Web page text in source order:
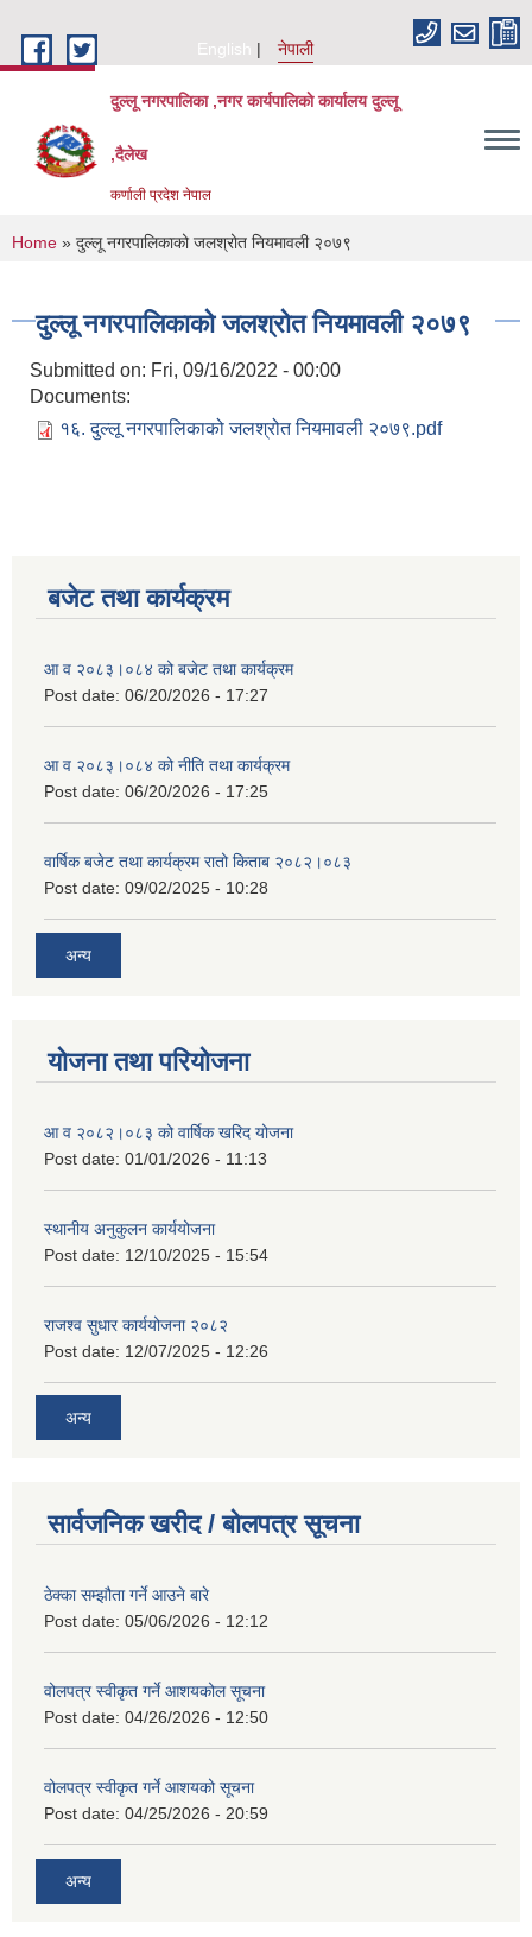
English
नेपाली
दुल्लू नगरपालिका ,नगर कार्यपालिकाे कार्यालय दुल्लू
,दैलेख
कर्णाली प्रदेश नेपाल
You are here
Home » दुल्लू नगरपालिकाको जलश्रोत नियमावली २०७९
दुल्लू नगरपालिकाको जलश्रोत नियमावली २०७९
Submitted on: Fri, 09/16/2022 - 00:00
Documents:
१६. दुल्लू नगरपालिकाको जलश्रोत नियमावली २०७९.pdf
बजेट तथा कार्यक्रम
आ व २०८३।०८४ को बजेट तथा कार्यक्रम
Post date: 06/20/2026 - 17:27
आ व २०८३।०८४ को नीति तथा कार्यक्रम
Post date: 06/20/2026 - 17:25
वार्षिक बजेट तथा कार्यक्रम रातो किताब २०८२।०८३
Post date: 09/02/2025 - 10:28
अन्य
योजना तथा परियोजना
आ व २०८२।०८३ को वार्षिक खरिद योजना
Post date: 01/01/2026 - 11:13
स्थानीय अनुकुलन कार्ययोजना
Post date: 12/10/2025 - 15:54
राजश्व सुधार कार्ययोजना २०८२
Post date: 12/07/2025 - 12:26
अन्य
सार्वजनिक खरीद / बोलपत्र सूचना
ठेक्का सम्झौता गर्ने आउने बारे
Post date: 05/06/2026 - 12:12
वोलपत्र स्वीकृत गर्ने आशयकोल सूचना
Post date: 04/26/2026 - 12:50
वोलपत्र स्वीकृत गर्ने आशयको सूचना
Post date: 04/25/2026 - 20:59
अन्य